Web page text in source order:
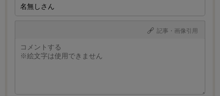
記事・画像引用